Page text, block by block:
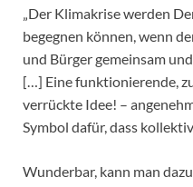
„Der Klimakrise werden
begegnen können, wenn
und Bürger gemeinsam
[…] Eine funktionierende,
verrückte Idee! –
Symbol dafür, dass
Wunderbar, kann man